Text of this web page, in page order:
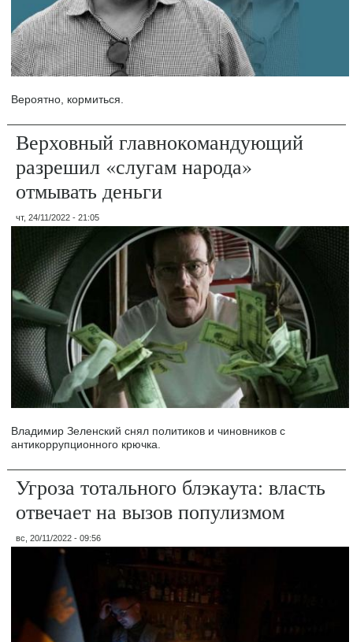
Вероятно, кормиться.
Верховный главнокомандующий
разрешил «слугам народа»
отмывать деньги
чт, 24/11/2022 - 21:05
Владимир Зеленский снял политиков и чиновников с
антикоррупционного крючка.
Угроза тотального блэкаута: власть
отвечает на вызов популизмом
вс, 20/11/2022 - 09:56